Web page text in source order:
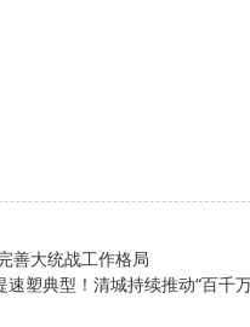
善大统战工作格局
速塑典型！清城持续推动“百千